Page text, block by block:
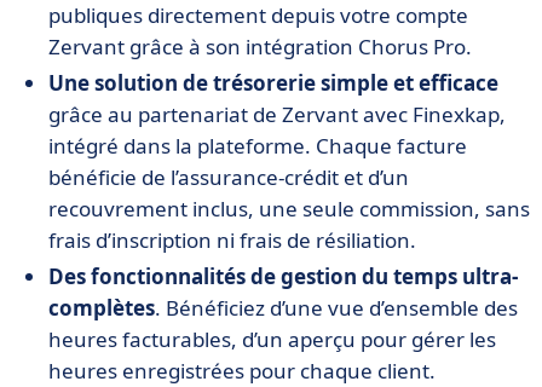
publiques directement depuis votre compte
Zervant grâce à son intégration Chorus Pro.
Une solution de trésorerie simple et efficace
grâce au partenariat de Zervant avec Finexkap,
intégré dans la plateforme. Chaque facture
bénéficie de l’assurance-crédit et d’un
recouvrement inclus, une seule commission, sans
frais d’inscription ni frais de résiliation.
Des fonctionnalités de gestion du temps ultra-
complètes. Bénéficiez d’une vue d’ensemble des
heures facturables, d’un aperçu pour gérer les
heures enregistrées pour chaque client.